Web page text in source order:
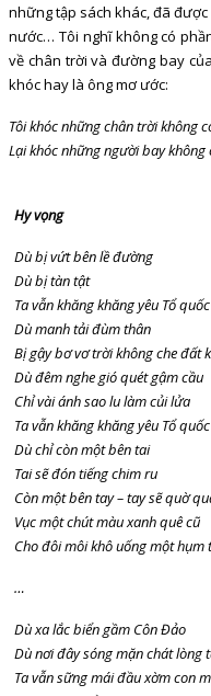
những tập sách khác, đã
nước… Tôi nghĩ không có
về chân trời và đường bay
khóc hay là ông mơ ước:
Tôi khóc những chân trời không
Lại khóc những người bay không
Hy vọng
Dù bị vứt bên lề đường
Dù bị tàn tật
Ta vẫn khăng khăng yêu Tổ
Dù manh tải đùm thân
Bị gậy bơ vơ trời không che đất
Dù đêm nghe gió quét gậm cầu
Chỉ vài ánh sao lu làm củi lửa
Ta vẫn khăng khăng yêu Tổ
Dù chỉ còn một bên tai
Tai sẽ đón tiếng chim ru
Còn một bên tay – tay sẽ quờ
Vục một chút màu xanh quê cũ
Cho đôi môi khô uống một hụm
…
Dù xa lắc biển gầm Côn Đảo
Dù nơi đây sóng mặn chát lòng
Ta vẫn sững mái đầu xờm con